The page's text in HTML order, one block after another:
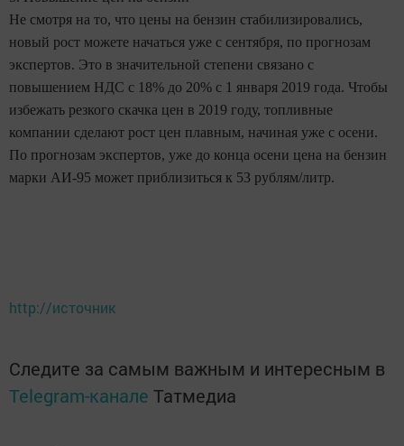
Не смотря на то, что цены на бензин стабилизировались,
новый рост можете начаться уже с сентября, по прогнозам
экспертов. Это в значительной степени связано с
повышением НДС с 18% до 20% с 1 января 2019 года. Чтобы
избежать резкого скачка цен в 2019 году, топливные
компании сделают рост цен плавным, начиная уже с осени.
По прогнозам экспертов, уже до конца осени цена на бензин
марки АИ-95 может приблизиться к 53 рублям/литр.
http://источник
Следите за самым важным и интересным в
Telegram-канале Татмедиа